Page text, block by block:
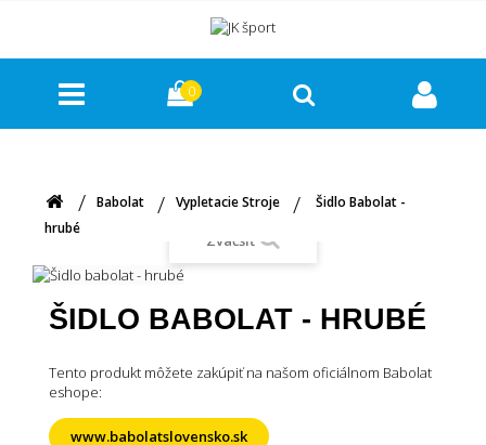
0
Babolat Vypletacie Stroje
Šidlo Babolat -
hrubé
Zväčšiť
ŠIDLO BABOLAT - HRUBÉ
Tento produkt môžete zakúpiť na našom oficiálnom Babolat
eshope:
www.babolatslovensko.sk